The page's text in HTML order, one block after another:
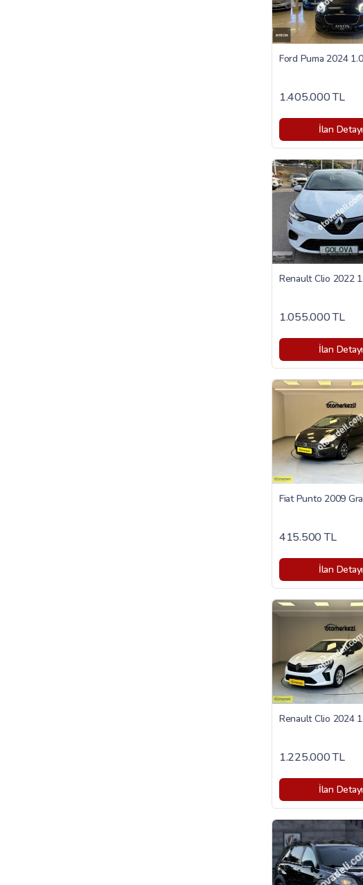
1.405.000 TL
İlan Detayı
1.055.000 TL
İlan Detayı
415.500 TL
İlan Detayı
1.225.000 TL
İlan Detayı